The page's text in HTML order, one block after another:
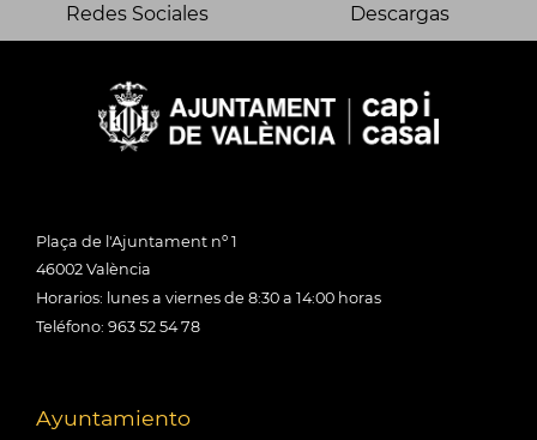
Redes Sociales Descargas
Plaça de l'Ajuntament nº 1
46002 València
Horarios: lunes a viernes de 8:30 a 14:00 horas
Teléfono: 963 52 54 78
Ayuntamiento